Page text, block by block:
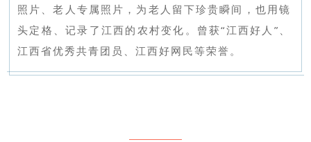
照片、老人专属照片，为老人留下珍贵瞬间，也用镜
头定格、记录了江西的农村变化。曾获“江西好人”、
江西省优秀共青团员、江西好网民等荣誉。